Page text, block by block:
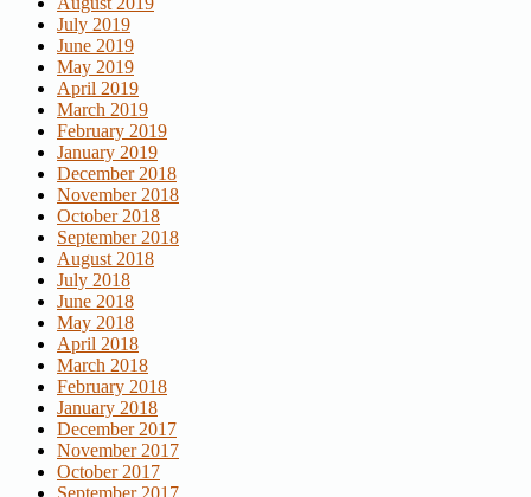
July 2019
June 2019
May 2019
April 2019
March 2019
February 2019
January 2019
December 2018
November 2018
October 2018
September 2018
August 2018
July 2018
June 2018
May 2018
April 2018
March 2018
February 2018
January 2018
December 2017
November 2017
October 2017
September 2017